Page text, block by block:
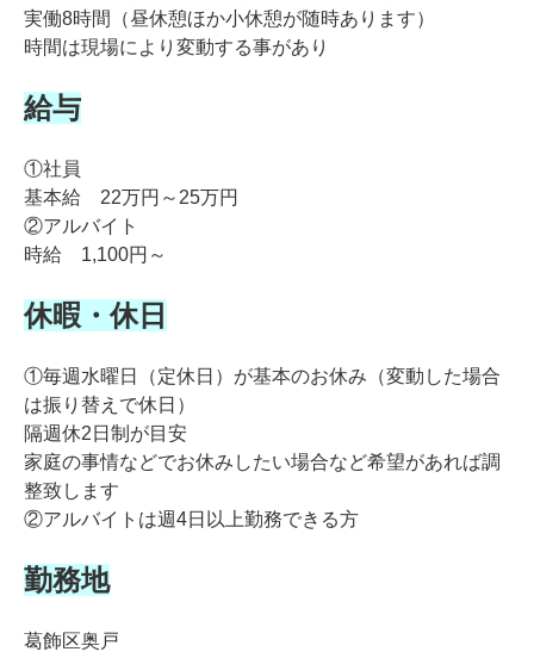
実働8時間（昼休憩ほか小休憩が随時あります）
時間は現場により変動する事があり
給与
①社員
基本給 22万円～25万円
②アルバイト
時給 1,100円～
休暇・休日
①毎週水曜日（定休日）が基本のお休み（変動した場合
は振り替えで休日）
隔週休2日制が目安
家庭の事情などでお休みしたい場合など希望があれば調
整致します
②アルバイトは週4日以上勤務できる方
勤務地
葛飾区奥戸